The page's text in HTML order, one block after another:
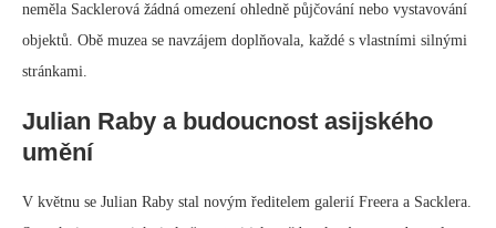
neměla Sacklerová žádná omezení ohledně půjčování nebo vystavování
objektů. Obě muzea se navzájem doplňovala, každé s vlastními silnými
stránkami.
Julian Raby a budoucnost asijského
umění
V květnu se Julian Raby stal novým ředitelem galerií Freera a Sacklera.